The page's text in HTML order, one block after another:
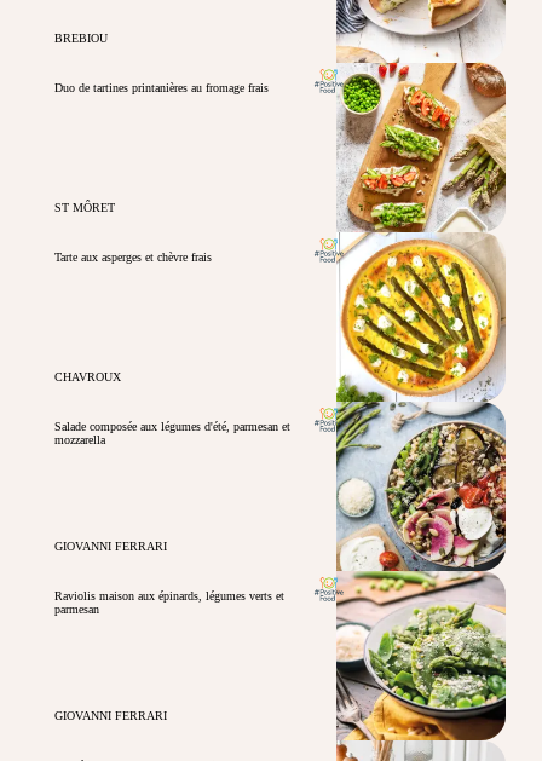
BREBIOU
Duo de tartines printanières au fromage frais
ST MÔRET
Tarte aux asperges et chèvre frais
CHAVROUX
Salade composée aux légumes d'été, parmesan et
mozzarella
GIOVANNI FERRARI
Raviolis maison aux épinards, légumes verts et
parmesan
GIOVANNI FERRARI